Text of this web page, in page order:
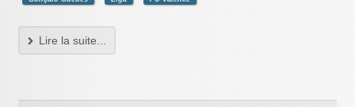
Lire la suite...